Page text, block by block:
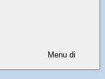
Menu di